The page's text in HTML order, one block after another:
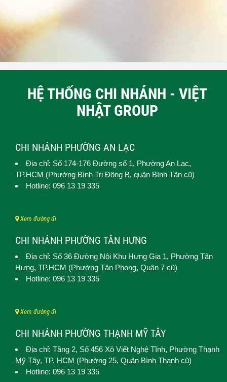
HỆ THỐNG CHI NHÁNH - VIỆT
NHẬT GROUP
CHI NHÁNH PHƯỜNG AN LẠC
Địa chỉ: Số 174-176 Đường số 1, Phường An Lạc,
TP.HCM (Phường Bình Trị Đông B, quận Bình Tân cũ)
Hotline: 096 13 19 335
Xem đường đi
CHI NHÁNH PHƯỜNG TÂN HƯNG
Địa chỉ: Số 36 Đường Nội Khu Hưng Gia 1, Phường Tân
Hưng, TP.HCM (Phường Tân Phong, Quận 7 cũ)
Hotline: 096 13 19 335
Xem đường đi
CHI NHÁNH PHƯỜNG THẠNH MỸ TÂY
Địa chỉ: Tầng 2, Số 456 Xô Viết Nghệ Tĩnh, Phường Thạnh
Mỹ Tây, TP. HCM (Phường 25, Quận Bình Thạnh cũ)
Hotline: 096 13 19 335